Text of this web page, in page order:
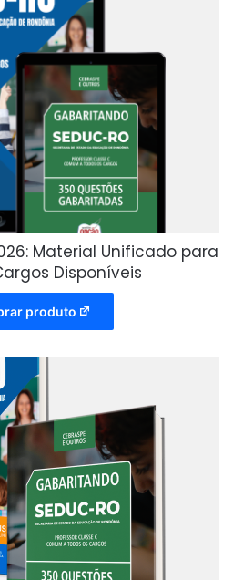
Material Unificado para
Disponíveis
produto